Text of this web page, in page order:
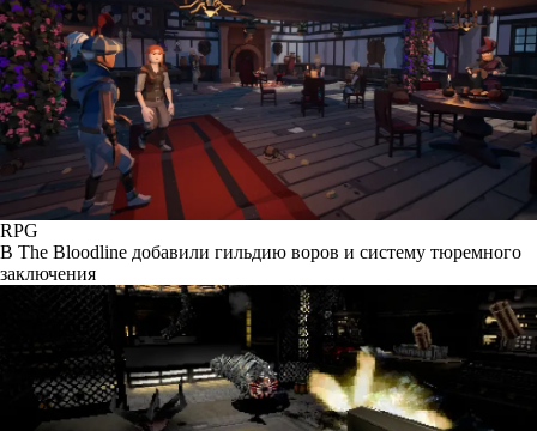
RPG
В The Bloodline добавили гильдию воров и систему тюремного
заключения